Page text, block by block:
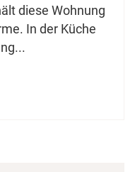
diese Wohnung
In der Küche
...